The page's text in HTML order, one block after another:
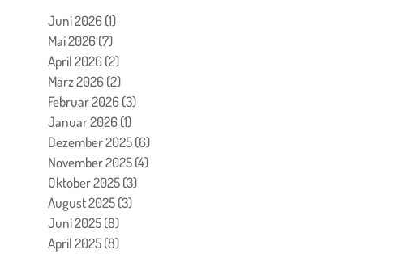
Juni 2026(1)
Mai 2026(7)
April 2026(2)
März 2026(2)
Februar 2026(3)
Januar 2026(1)
Dezember 2025(6)
November 2025(4)
Oktober 2025(3)
August 2025(3)
Juni 2025(8)
April 2025(8)